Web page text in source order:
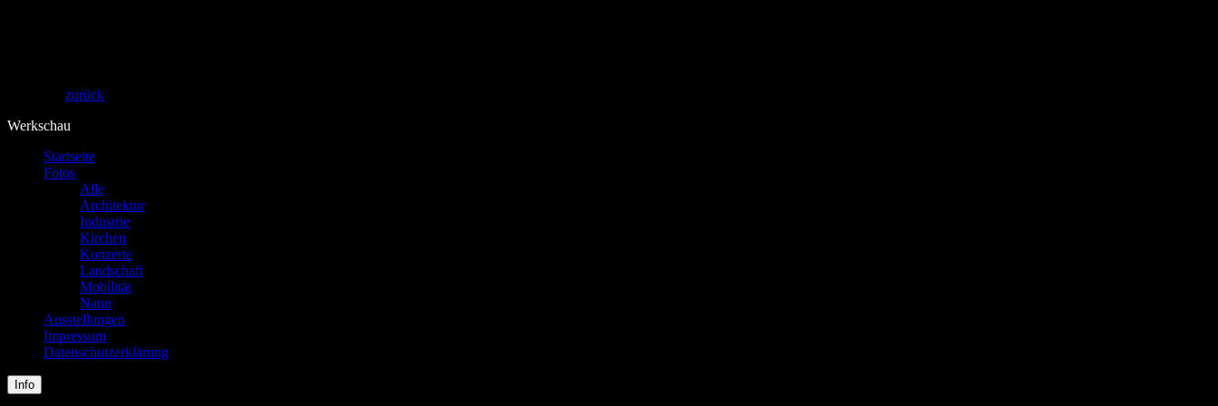
zurück
Werkschau
Startseite
Fotos
Alle
Architektur
Industrie
Kirchen
Konzerte
Landschaft
Mobilität
Natur
Ausstellungen
Impressum
Datenschutzerklärung
Info